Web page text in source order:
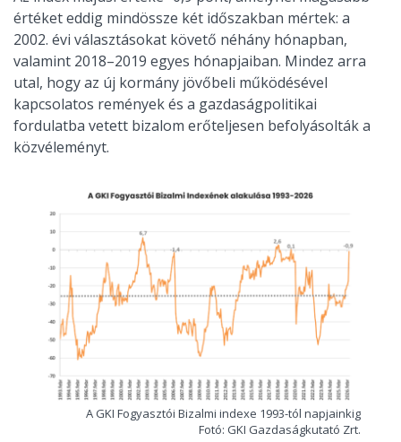
értéket eddig mindössze két időszakban mértek: a
2002. évi választásokat követő néhány hónapban,
valamint 2018–2019 egyes hónapjaiban. Mindez arra
utal, hogy az új kormány jövőbeli működésével
kapcsolatos remények és a gazdaságpolitikai
fordulatba vetett bizalom erőteljesen befolyásolták a
közvéleményt.
A GKI Fogyasztói Bizalmi indexe 1993-tól napjainkig
Fotó: GKI Gazdaságkutató Zrt.